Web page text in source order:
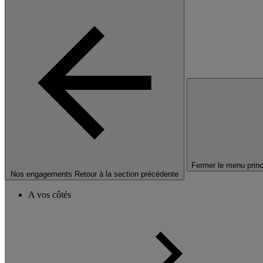
Nos engagements Retour à la section précédente
Fermer le menu
A vos côtés